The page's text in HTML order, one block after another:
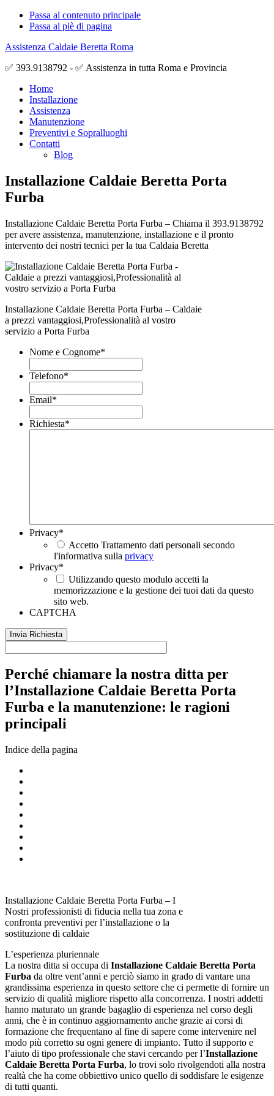
Passa al contenuto principale
Passa al piè di pagina
Assistenza Caldaie Beretta Roma
✅ 393.9138792 - ✅ Assistenza in tutta Roma e Provincia
Home
Installazione
Assistenza
Manutenzione
Preventivi e Sopralluoghi
Contatti
Blog
Installazione Caldaie Beretta Porta
Furba
Installazione Caldaie Beretta Porta Furba – Chiama il 393.9138792
per avere assistenza, manutenzione, installazione e il pronto
intervento dei nostri tecnici per la tua Caldaia Beretta
Installazione Caldaie Beretta Porta Furba – Caldaie
a prezzi vantaggiosi,Professionalità al vostro
servizio a Porta Furba
Nome e Cognome*
Telefono*
Email*
Richiesta*
Privacy*
Accetto Trattamento dati personali secondo
l'informativa sulla privacy
Privacy*
Utilizzando questo modulo accetti la
memorizzazione e la gestione dei tuoi dati da questo
sito web.
CAPTCHA
Perché chiamare la nostra ditta per
l’Installazione Caldaie Beretta Porta
Furba e la manutenzione: le ragioni
principali
Indice della pagina
Installazione Caldaie Beretta Porta Furba – I
Nostri professionisti di fiducia nella tua zona e
confronta preventivi per l’installazione o la
sostituzione di caldaie
L’esperienza pluriennale
La nostra ditta si occupa di Installazione Caldaie Beretta Porta
Furba da oltre vent’anni e perciò siamo in grado di vantare una
grandissima esperienza in questo settore che ci permette di fornire un
servizio di qualità migliore rispetto alla concorrenza. I nostri addetti
hanno maturato un grande bagaglio di esperienza nel corso degli
anni, che è in continuo aggiornamento anche grazie ai corsi di
formazione che frequentano al fine di sapere come intervenire nel
modo più corretto su ogni genere di impianto. Tutto il supporto e
l’aiuto di tipo professionale che stavi cercando per l’Installazione
Caldaie Beretta Porta Furba, lo trovi solo rivolgendoti alla nostra
realtà che ha come obbiettivo unico quello di soddisfare le esigenze
di tutti quanti.